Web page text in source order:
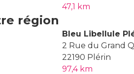
47,1 km
région
Bleu Libellule
2 Rue du Grand
22190 Plérin
97,4 km